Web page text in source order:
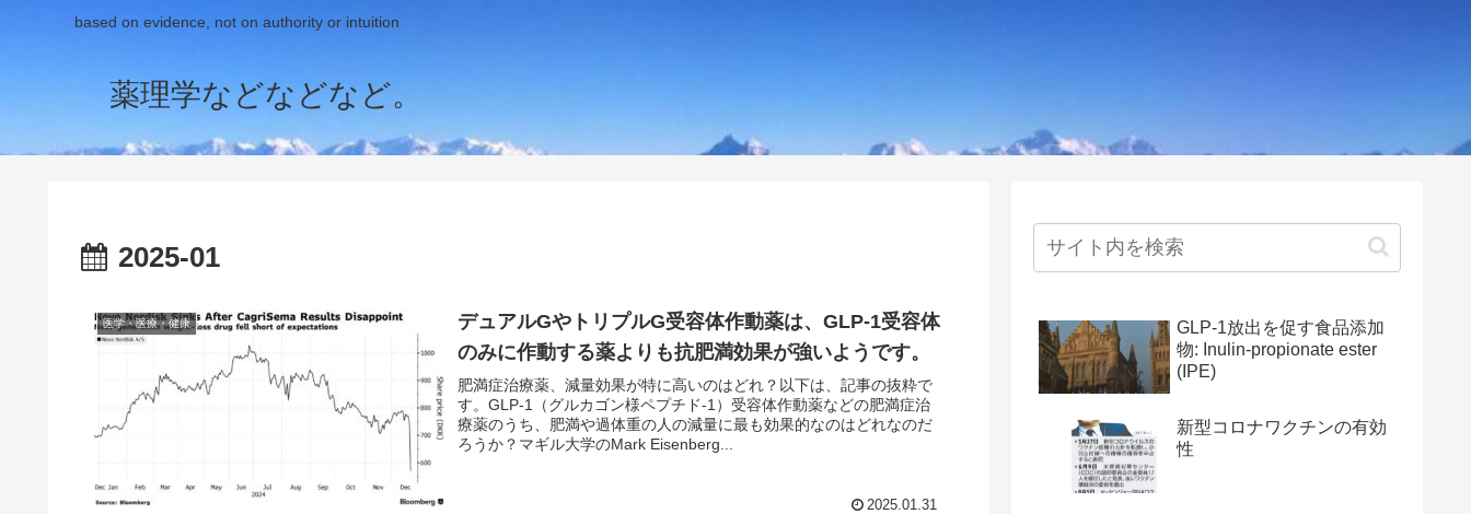
based on evidence, not on authority or intuition
薬理学などなどなど。
2025-01
医学・医療・健康
デュアルGやトリプルG受容体作動薬は、GLP-1受容体
のみに作動する薬よりも抗肥満効果が強いようです。
肥満症治療薬、減量効果が特に高いのはどれ？以下は、記事の抜粋で
す。GLP-1（グルカゴン様ペプチド-1）受容体作動薬などの肥満症治
療薬のうち、肥満や過体重の人の減量に最も効果的なのはどれなのだ
ろうか？マギル大学のMark Eisenberg...
2025.01.31
GLP-1放出を促す食品添加
物: Inulin-propionate ester
(IPE)
新型コロナワクチンの有効
性